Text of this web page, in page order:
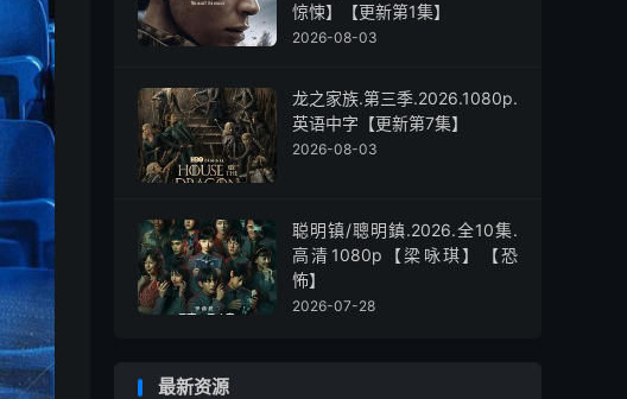
惊悚】【更新第1集】
2026-08-03
龙之家族.第三季.2026.1080p.
英语中字【更新第7集】
2026-08-03
聪明镇/聰明鎮.2026.全10集.
高清1080p【梁咏琪】【恐
怖】
2026-07-28
最新资源